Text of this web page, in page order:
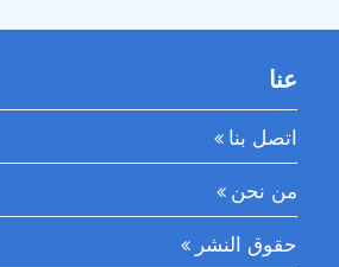
عنا
اتصل بنا
من نحن
حقوق النشر